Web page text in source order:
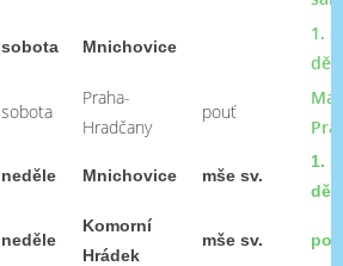
sobota Mnichovice
1.
sobota
Praha-
Hradčany
pouť
neděle Mnichovice mše sv.
1.
neděle
Komorní
Hrádek
mše sv.